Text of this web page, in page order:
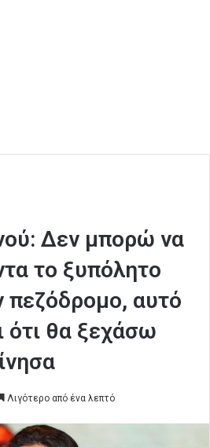
Δεν μπορώ να
το ξυπόλητο
πεζόδρομο, αυτό
ότι θα ξεχάσω
Λιγότερο από ένα λεπτό